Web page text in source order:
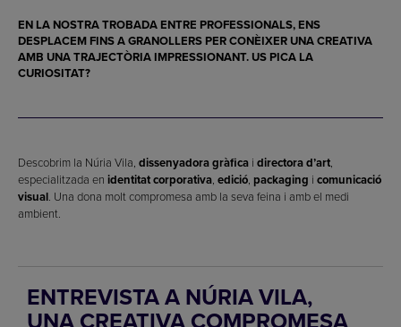
EN LA NOSTRA TROBADA ENTRE PROFESSIONALS, ENS
DESPLACEM FINS A GRANOLLERS PER CONÈIXER UNA CREATIVA
AMB UNA TRAJECTÒRIA IMPRESSIONANT. US PICA LA
CURIOSITAT?
Descobrim la Núria Vila, dissenyadora gràfica i directora d’art,
especialitzada en identitat corporativa, edició, packaging i comunicació
visual. Una dona molt compromesa amb la seva feina i amb el medi
ambient.
ENTREVISTA A NÚRIA VILA,